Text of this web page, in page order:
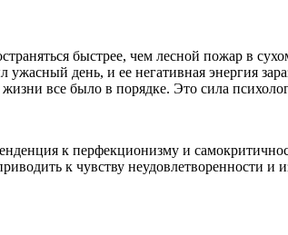
быстрее, чем лесной пожар в
день, и ее негативная энергия
жизни все было в порядке. Это сила
к перфекционизму и
к чувству неудовлетворенности